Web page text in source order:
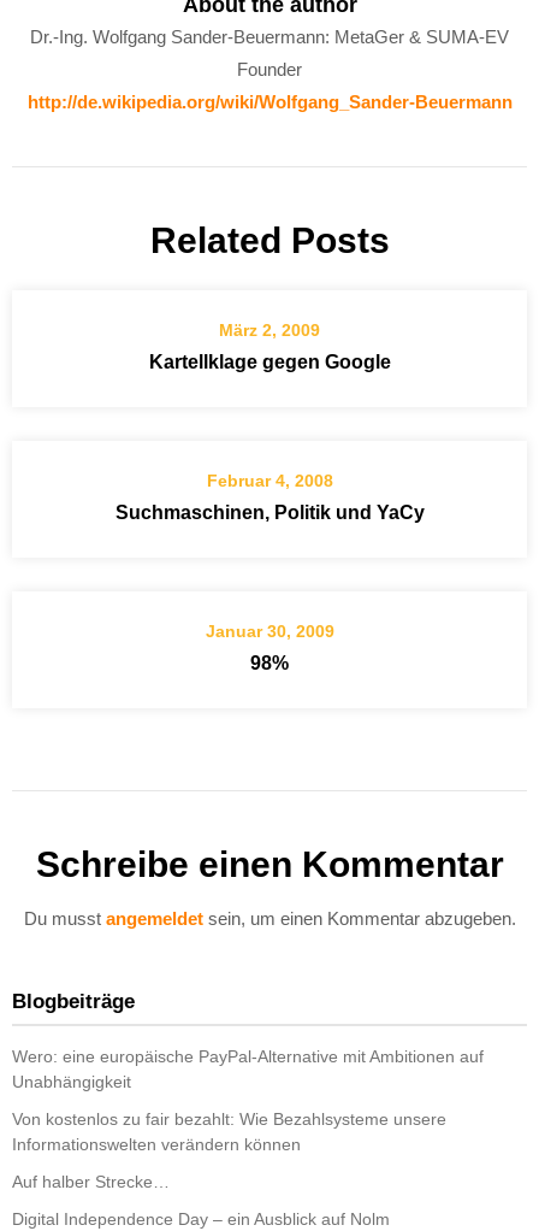
About the author
Dr.-Ing. Wolfgang Sander-Beuermann: MetaGer & SUMA-EV
Founder
http://de.wikipedia.org/wiki/Wolfgang_Sander-Beuermann
Related Posts
März 2, 2009
Kartellklage gegen Google
Februar 4, 2008
Suchmaschinen, Politik und YaCy
Januar 30, 2009
98%
Schreibe einen Kommentar
Du musst angemeldetsein, um einen Kommentar abzugeben.
Blogbeiträge
Wero: eine europäische PayPal-Alternative mit Ambitionen auf
Unabhängigkeit
Von kostenlos zu fair bezahlt: Wie Bezahlsysteme unsere
Informationswelten verändern können
Auf halber Strecke…
Digital Independence Day – ein Ausblick auf Nolm